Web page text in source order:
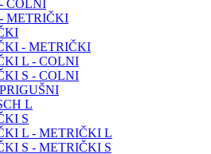
COLNI
METRIČKI
- METRIČKI
L - COLNI
S - COLNI
L
S
L - METRIČKI L
S - METRIČKI S